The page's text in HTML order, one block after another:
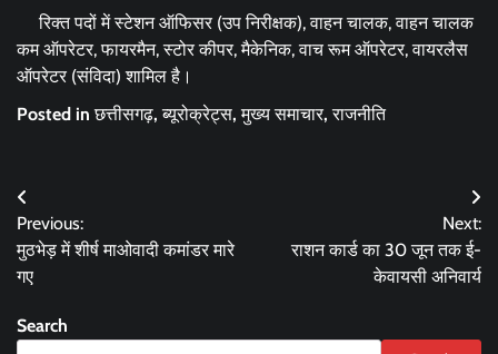
रिक्त पदों में स्टेशन ऑफिसर (उप निरीक्षक), वाहन चालक, वाहन चालक
कम ऑपरेटर, फायरमैन, स्टोर कीपर, मैकेनिक, वाच रूम ऑपरेटर, वायरलैस
ऑपरेटर (संविदा) शामिल है।
Posted inछत्तीसगढ़,ब्यूरोक्रेट्स,मुख्य समाचार,राजनीति
Post
navigation
Previous:
मुठभेड़ में शीर्ष माओवादी कमांडर मारे
गए
Next:
राशन कार्ड का 30 जून तक ई-
केवायसी अनिवार्य
Search